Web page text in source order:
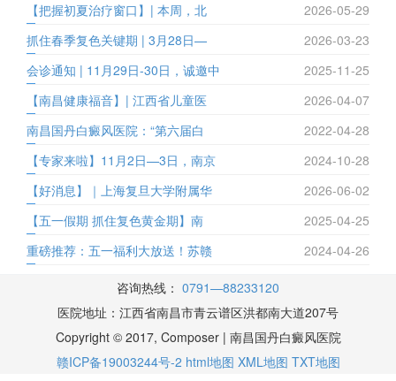
【把握初夏治疗窗口】| 本周，北
2026-05-29
抓住春季复色关键期 | 3月28日—
2026-03-23
会诊通知 | 11月29日-30日，诚邀中
2025-11-25
【南昌健康福音】| 江西省儿童医
2026-04-07
南昌国丹白癜风医院：“第六届白
2022-04-28
【专家来啦】11月2日—3日，南京
2024-10-28
【好消息】｜上海复旦大学附属华
2026-06-02
【五一假期 抓住复色黄金期】南
2025-04-25
重磅推荐：五一福利大放送！苏赣
2024-04-26
咨询热线： 0791—88233120
医院地址：江西省南昌市青云谱区洪都南大道207号
Copyright © 2017, Composer | 南昌国丹白癜风医院
赣ICP备19003244号-2 html地图 XML地图 TXT地图